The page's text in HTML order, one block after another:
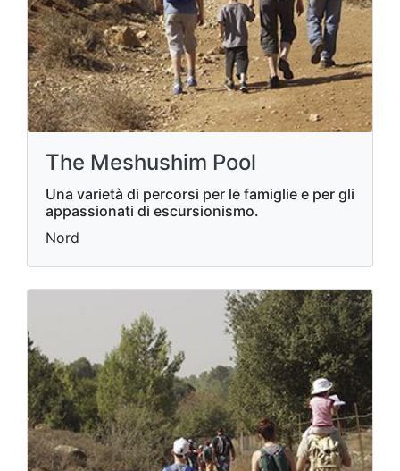
The Meshushim Pool
Una varietà di percorsi per le famiglie e per gli
appassionati di escursionismo.
Nord